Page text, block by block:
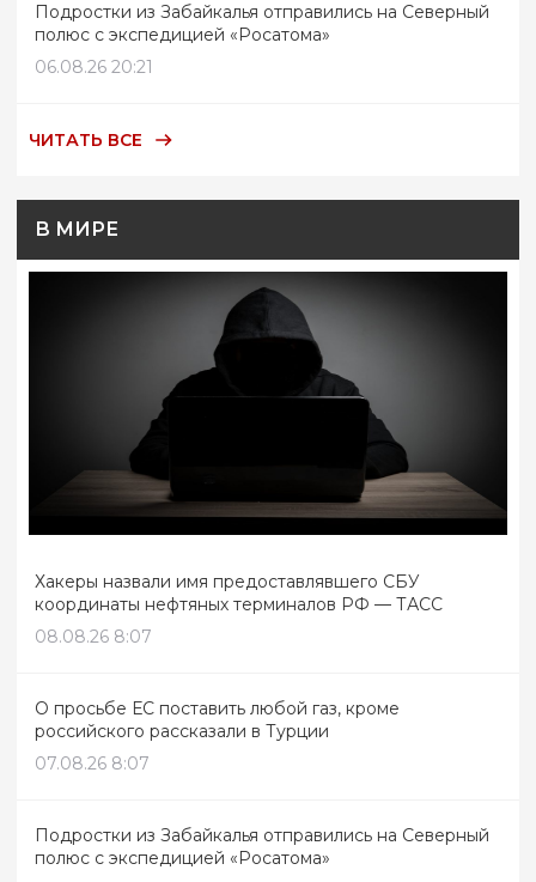
Подростки из Забайкалья отправились на Северный
полюс с экспедицией «Росатома»
06.08.26 20:21
ЧИТАТЬ ВСЕ
В МИРЕ
Хакеры назвали имя предоставлявшего СБУ
координаты нефтяных терминалов РФ — ТАСС
08.08.26 8:07
О просьбе ЕС поставить любой газ, кроме
российского рассказали в Турции
07.08.26 8:07
Подростки из Забайкалья отправились на Северный
полюс с экспедицией «Росатома»